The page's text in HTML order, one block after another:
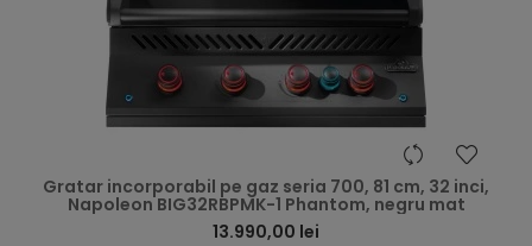
Gratar incorporabil pe gaz seria 700, 81 cm, 32 inci,
Napoleon BIG32RBPMK-1 Phantom, negru mat
13.990,00 lei